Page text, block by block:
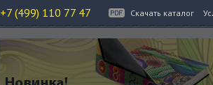
+7 (499) 110 77 47 Скачать каталог